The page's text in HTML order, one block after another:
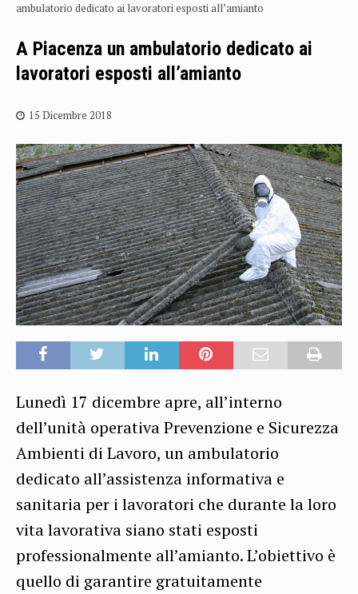
ambulatorio dedicato ai lavoratori esposti all’amianto
A Piacenza un ambulatorio dedicato ai
lavoratori esposti all’amianto
15 Dicembre 2018
Lunedì 17 dicembre apre, all’interno
dell’unità operativa Prevenzione e Sicurezza
Ambienti di Lavoro, un ambulatorio
dedicato all’assistenza informativa e
sanitaria per i lavoratori che durante la loro
vita lavorativa siano stati esposti
professionalmente all’amianto. L’obiettivo è
quello di garantire gratuitamente